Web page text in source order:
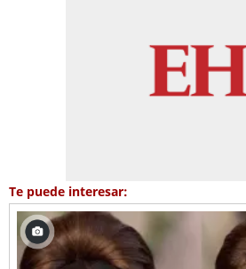
Te puede interesar: